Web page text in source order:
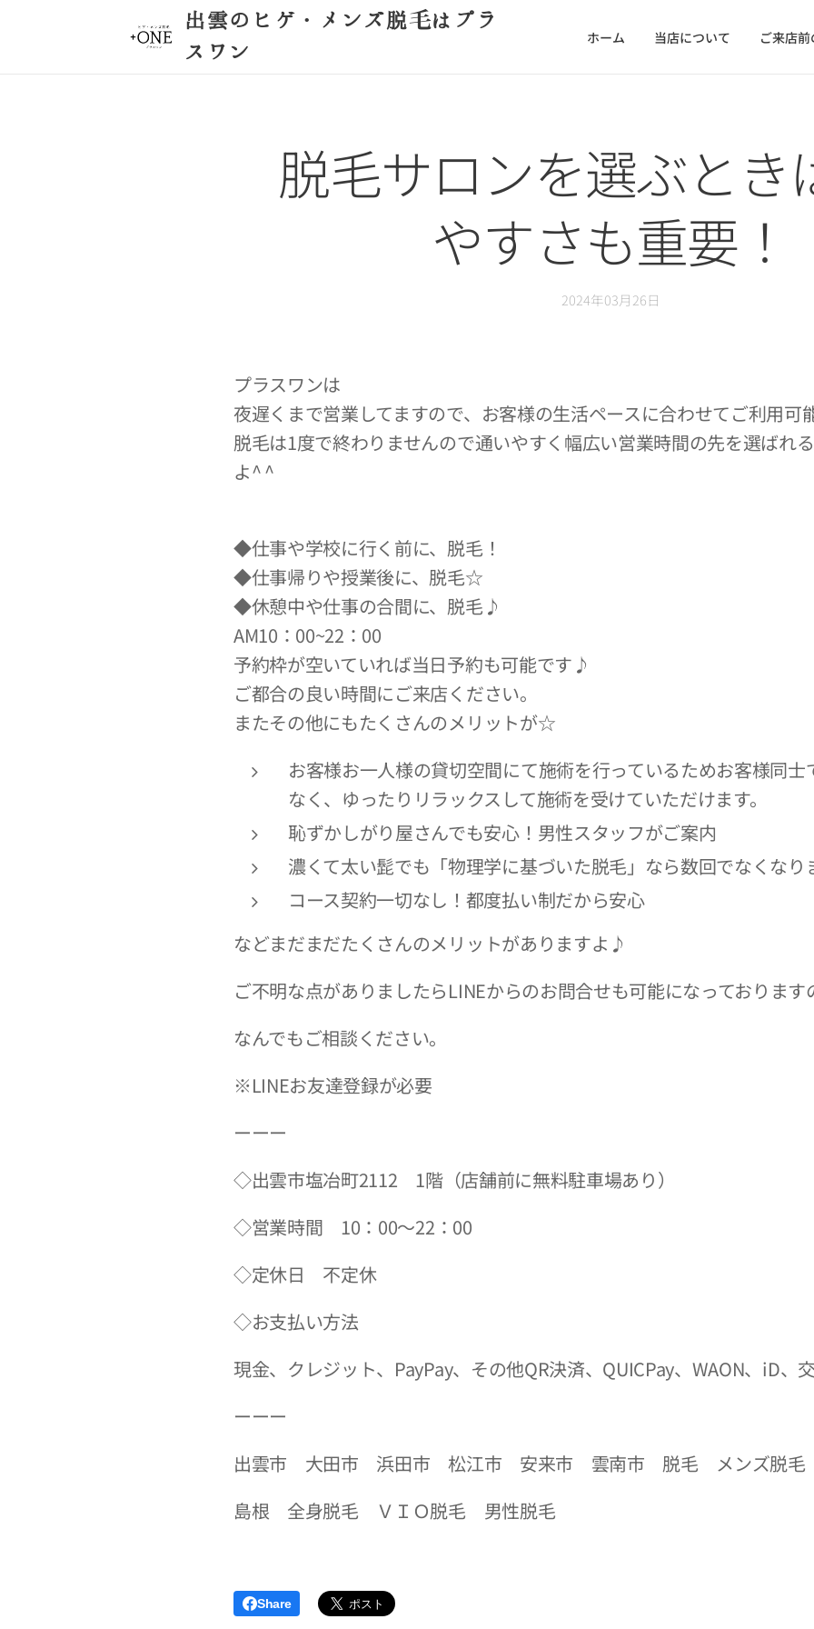
出雲のヒゲ・メンズ脱毛はプラ
スワン
ホーム 当店について ご来店
脱毛サロンを選ぶとき
やすさも重要！
2024年03月26日
プラスワンは
夜遅くまで営業してますので、お客様の生活ペースに合わせてご利用可能
脱毛は1度で終わりませんので通いやすく幅広い営業時間の先を選ばれ
よ^ ^
◆仕事や学校に行く前に、脱毛！
◆仕事帰りや授業後に、脱毛☆
◆休憩中や仕事の合間に、脱毛♪
AM10：00~22：00
予約枠が空いていれば当日予約も可能です♪
ご都合の良い時間にご来店ください。
またその他にもたくさんのメリットが☆
お客様お一人様の貸切空間にて施術を行っているためお客様同
なく、ゆったりリラックスして施術を受けていただけます。
恥ずかしがり屋さんでも安心！男性スタッフがご案内
濃くて太い髭でも「物理学に基づいた脱毛」なら数回でなくなり
コース契約一切なし！都度払い制だから安心
などまだまだたくさんのメリットがありますよ♪
ご不明な点がありましたらLINEからのお問合せも可能になっております
なんでもご相談ください。
※LINEお友達登録が必要
ーーー
◇出雲市塩冶町2112 1階（店舗前に無料駐車場あり）
◇営業時間 10：00～22：00
◇定休日 不定休
◇お支払い方法
現金、クレジット、PayPay、その他QR決済、QUICPay、WAON、iD、
ーーー
出雲市 大田市 浜田市 松江市 安来市 雲南市 脱毛 メンズ脱毛
島根 全身脱毛 ＶＩＯ脱毛 男性脱毛
Share